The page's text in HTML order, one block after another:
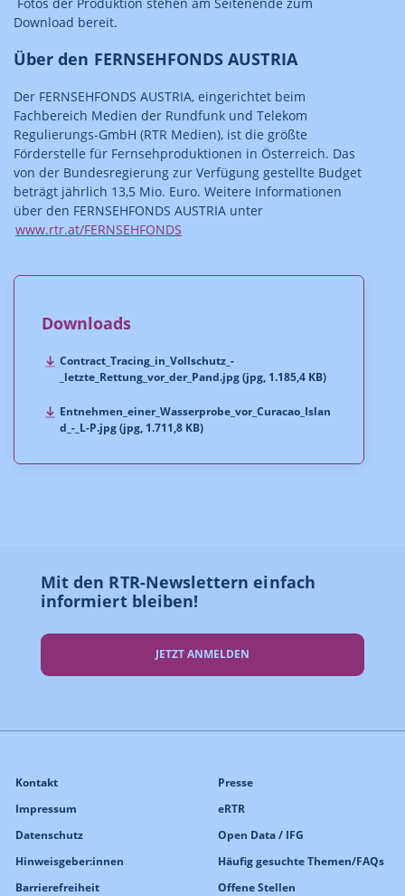
Download bereit.
Über den FERNSEHFONDS AUSTRIA
Der FERNSEHFONDS AUSTRIA, eingerichtet beim
Fachbereich Medien der Rundfunk und Telekom
Regulierungs-GmbH (RTR Medien), ist die größte
Förderstelle für Fernsehproduktionen in Österreich. Das
von der Bundesregierung zur Verfügung gestellte Budget
beträgt jährlich 13,5 Mio. Euro. Weitere Informationen
über den FERNSEHFONDS AUSTRIA unter
www.rtr.at/FERNSEHFONDS
Downloads
Contract_Tracing_in_Vollschutz_-
_letzte_Rettung_vor_der_Pand.jpg (jpg, 1.185,4 KB)
Entnehmen_einer_Wasserprobe_vor_Curacao_Islan
d_-_L-P.jpg (jpg, 1.711,8 KB)
Mit den RTR-Newslettern einfach
informiert bleiben!
JETZT ANMELDEN
Kontakt
Impressum
Datenschutz
Hinweisgeber:innen
Barrierefreiheit
Presse
eRTR
Open Data / IFG
Häufig gesuchte Themen/FAQs
Offene Stellen